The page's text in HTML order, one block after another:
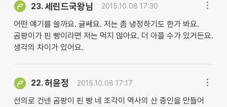
23.세린드국왕님 2015.10.08 17:30
어떤 얘기를 쓸까요. 글쎄요. 저는 좀 냉정하기도 한가 봐요.
곰팡이가 핀 빵이라면 저는 먹지 않아요. 더 아플 수가 있거든요.
생각의 차이가 있어요.
22.허윤정 2015.10.08 17:17
선의로 건넨 곰팡이 핀 빵 네 조각이 역사의 산 증인을 만들어